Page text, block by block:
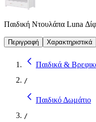
Παιδική Ντουλάπα Luna
Περιγραφή Χαρακτηριστικά
Παιδικά &
/
Παιδικό Δωμάτιο
/